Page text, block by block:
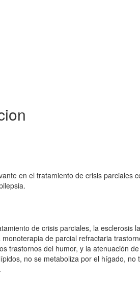
en el tratamiento de crisis parciales
de crisis parciales, la esclerosis
de parcial refractaria
trastornos del humor, y la atenuación
no se metaboliza por el hígado, no